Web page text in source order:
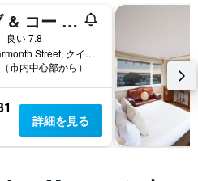
コブ & コー ロッジ
良い 7.8
37 Learmonth Street, クイーンズクリフ, VIC, オーストラリア
市内中心部から）
詳細を見る